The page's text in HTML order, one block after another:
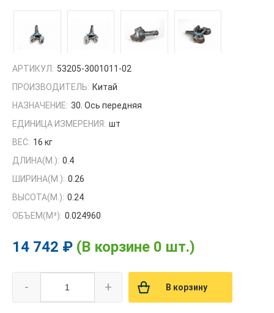
АРТИКУЛ: 53205-3001011-02
ПРОИЗВОДИТЕЛЬ: Китай
НАЗНАЧЕНИЕ: 30. Ось передняя
ЕДИНИЦА ИЗМЕРЕНИЯ: шт
ВЕС: 16 кг
ДЛИНА(М.): 0.4
ШИРИНА(М.): 0.26
ВЫСОТА(М.): 0.24
ОБЪЕМ(M³): 0.024960
14 742 ₽ (В корзине 0 шт.)
- + В корзину